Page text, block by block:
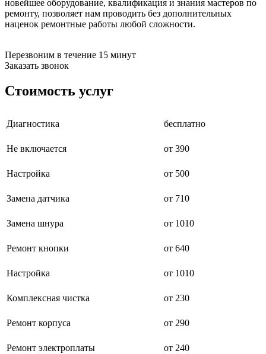
блоков охлаждения
блоков подключения
блоков управления
брошюраторов
брудеров
буферных накопителей
буклетмейкеров
cd ресиверов
чаеварок
чиллеров
дарсонвалей
датчиков качества воздуха
депиляторов
держателей с беспроводной зарядкой
новейшее оборудование, квалификация и знания мастеров по
ремонту, позволяет нам проводить без дополнительных
наценок ремонтные работы любой сложности.
Перезвоним в течение 15 минут
Заказать звонок
Стоимость услуг
Диагностика бесплатно
Не включается от 390
Настройка от 500
Замена датчика от 710
Замена шнура от 1010
Ремонт кнопки от 640
Настройка от 1010
Комплексная чистка от 230
Ремонт корпуса от 290
Ремонт электроплаты от 240